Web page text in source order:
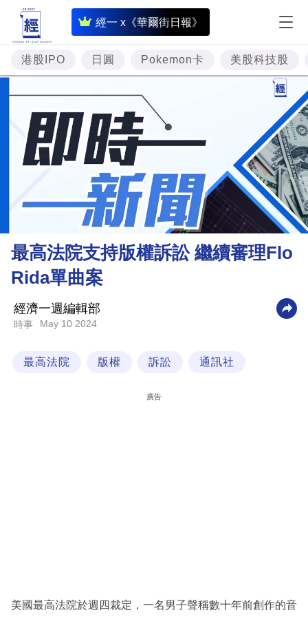
經一 x《華爾街日報》
即
時
財
經
專
題
投
資
樓
市
財
商
業
科
區
港股IPO 日圓 Pokemon卡 美股科技股
最高法院支持版權訴訟 繼續審理Flo
Rida單曲案
經濟一週編輯部
時事 May 10 2024
最高法院 版權 訴訟 通訊社
廣告
美國最高法院於週四裁定，一名男子聲稱數十年前創作的音